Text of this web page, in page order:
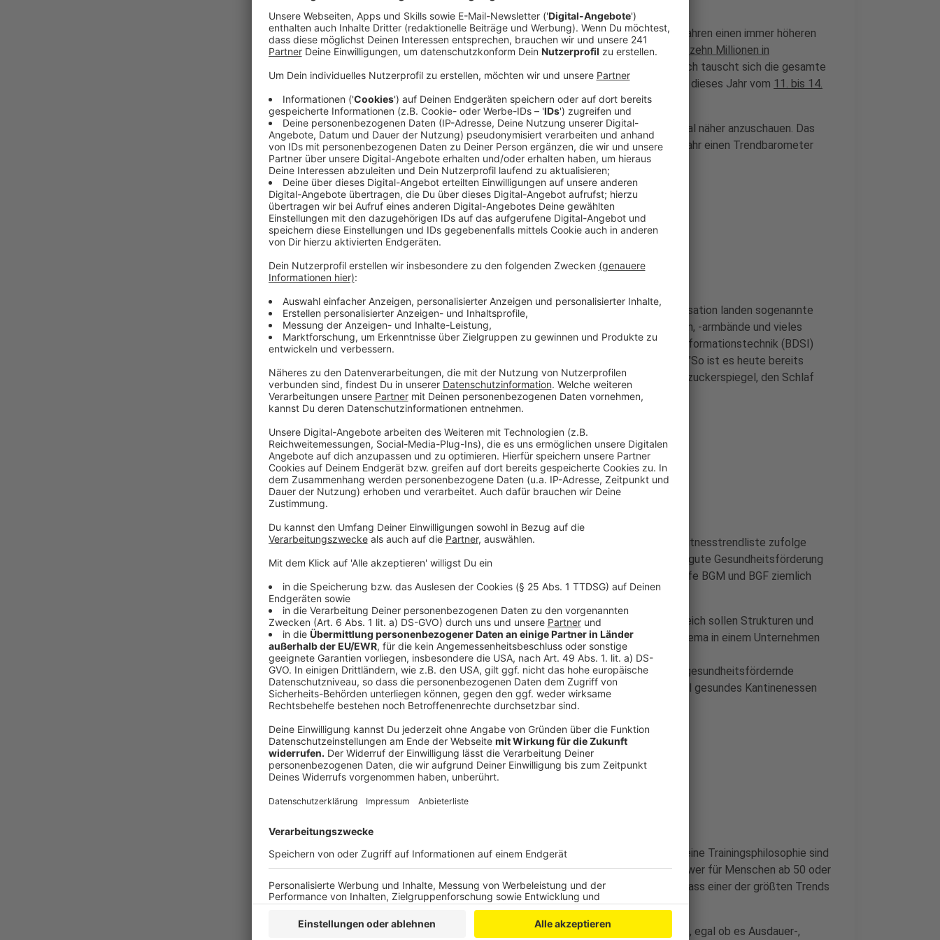
Gesundheit hat bei Millionen von Menschen in den vergangenen Jahren einen immer höheren
Stellenwert erfahren. So kommt es nicht von ungefähr, dass
über zehn Millionen in
. Jährlich tauscht sich die gesamte
Fitnessbranche auf der FIBO in Köln aus. Die Fitnessmesse findet dieses Jahr vom 11. bis 14.
Aprilstatt.
Wir nehmen das zum Anlass, uns die aktuellen Fitnesstrends einmal näher anzuschauen. Das
anerkannteAmerican College of Sports Medicine gibt für jedes Jahr einen Trendbarometer
heraus, welche Dinge gerade beliebt sind.
Anzeige
Wearables zum Training
Anzeige
Auf Nummer eins der Top-20-Liste der US-amerikanischen Organisation landen sogenannte
Wearables. Damit sind beispielsweise Fitnesstracker, Fitnessuhren, -armbände und vieles
gemeint. Wearables sind - dem Bundesamt für Sicherheit in der Informationstechnik (BDSI)
kleine Computersysteme, die direkt am Körper getragen werden. "So ist es heute bereits
möglich unter anderem die Herzfrequenz, den Blutdruck, den Blutzuckerspiegel, den Schlaf
oder den Kalorienverbrauch zu messen", erklärt das BDSI.
Gesundheit am Arbeitsplatz
Anzeige
Von vielen angesprochen, aber kaum vernünftig umgesetzt. Der Fitnesstrendliste zufolge
kümmern sich viele Arbeitnehmerinnen und Arbeitnehmer um eine gute Gesundheitsförderung
am eigenen Arbeitsplatz. In diesem Kontext fallen die Fachbegriffe BGM und BGF ziemlich
häufig. Was bedeuten sie?
BGM:Betriebliches Gesundheitsmanagement. In diesem Bereich sollen Strukturen und
Prozesse näher beleuchtet werden, damit Gesundheit als Thema in einem Unternehmen
seinen Platz findet.
BGF:Betriebliche Gesundheitsförderung. Damit werden alle gesundheitsfördernde
Maßnahmen am Arbeitsplatz zusammengefasst, zum Beispiel gesundes Kantinenessen
oder Gesundheits-Seminare.
Anzeige
Fitnessprogramme für Ältere
Anzeige
HIIT-Trainingsprogramme, Fitnesskurse in Studios und die allgemeine Trainingsphilosophie sind
zumeist für jüngere Generationen vorgesehen und schlicht zu schwer für Menschen ab 50 oder
60 Jahren. Das hat die Branche mittlerweile auch verstanden, sodass einer der größten Trends
für 2024 Sportprogramme für Ältere sind.
Sport im Alter bringt viele gesundheitsfördernde Effekte mit sich, egal ob es Ausdauer-,